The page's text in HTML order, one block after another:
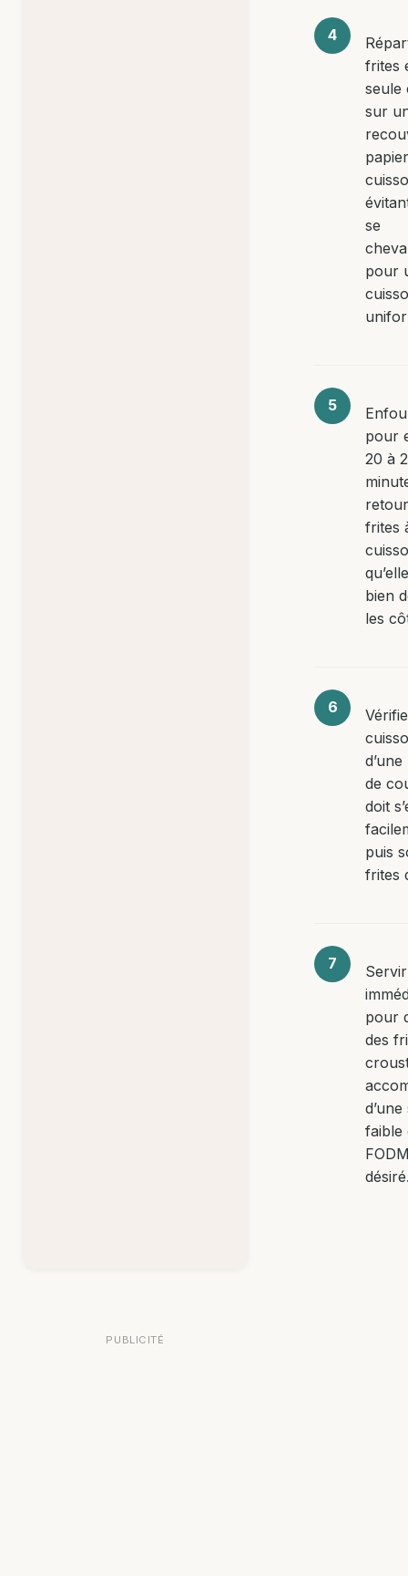
PUBLICITÉ
frites
seule
sur
papier
se
pour
pour
20 à
frites
bien
les
de
doit
puis
frites
Servir
pour
des
faible